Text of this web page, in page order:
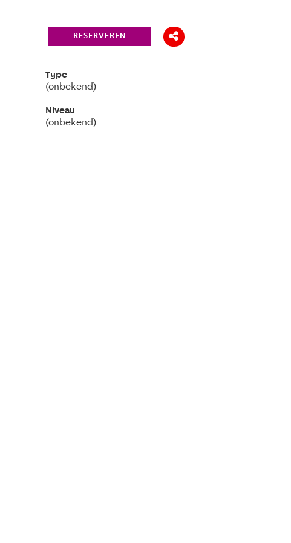
RESERVEREN
Type
(onbekend)
Niveau
(onbekend)